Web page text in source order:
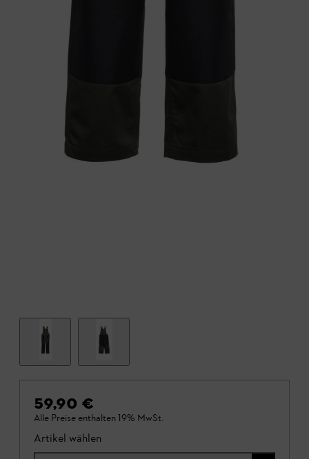
59,90 €
Alle Preise enthalten 19% MwSt.
Artikel wählen